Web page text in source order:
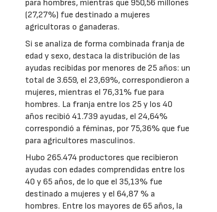
para hombres, mientras que 950,56 millones
(27,27%) fue destinado a mujeres
agricultoras o ganaderas.
Si se analiza de forma combinada franja de
edad y sexo, destaca la distribución de las
ayudas recibidas por menores de 25 años: un
total de 3.659, el 23,69%, correspondieron a
mujeres, mientras el 76,31% fue para
hombres. La franja entre los 25 y los 40
años recibió 41.739 ayudas, el 24,64%
correspondió a féminas, por 75,36% que fue
para agricultores masculinos.
Hubo 265.474 productores que recibieron
ayudas con edades comprendidas entre los
40 y 65 años, de lo que el 35,13% fue
destinado a mujeres y el 64,87 % a
hombres. Entre los mayores de 65 años, la